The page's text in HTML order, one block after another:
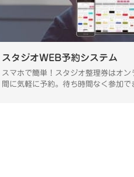
スタジオWEB予約システム
スマホで簡単！スタジオ整理券はオ
間に気軽に予約。待ち時間なく参加で